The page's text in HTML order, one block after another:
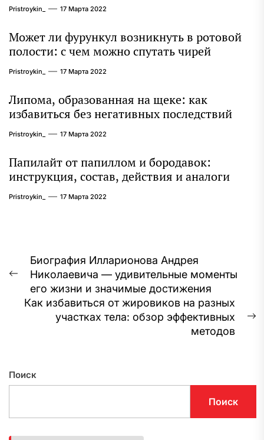
Pristroykin_ 17 Марта 2022
Может ли фурункул возникнуть в ротовой
полости: с чем можно спутать чирей
Pristroykin_ 17 Марта 2022
Липома, образованная на щеке: как
избавиться без негативных последствий
Pristroykin_ 17 Марта 2022
Папилайт от папиллом и бородавок:
инструкция, состав, действия и аналоги
Pristroykin_ 17 Марта 2022
Навигация
по
записям
Предыдущая
запись:
Биография Илларионова Андрея
Николаевича — удивительные моменты
его жизни и значимые достижения
Как избавиться от жировиков на разных
участках тела: обзор эффективных
методов
Поиск
Поиск